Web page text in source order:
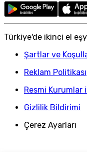
Türkiye'de ikinci el
Şartlar ve
Reklam Politikası
Resmi Kurumlar
Gizlilik Bildirimi
Çerez Ayarları